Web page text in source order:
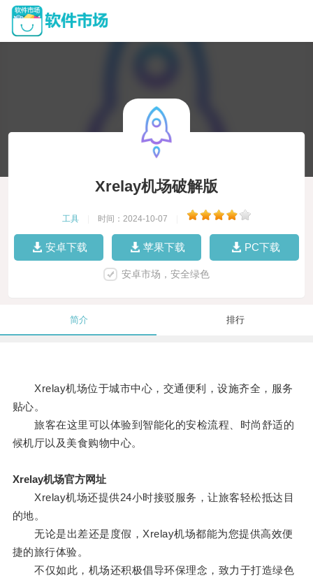
Xrelay机场破解版
工具 时间：2024-10-07
安卓下载 苹果下载 PC下载
安卓市场，安全绿色
简介 排行
Xrelay机场位于城市中心，交通便利，设施齐全，服务
贴心。
旅客在这里可以体验到智能化的安检流程、时尚舒适的
候机厅以及美食购物中心。
Xrelay机场官方网址
Xrelay机场还提供24小时接驳服务，让旅客轻松抵达目
的地。
无论是出差还是度假，Xrelay机场都能为您提供高效便
捷的旅行体验。
不仅如此，机场还积极倡导环保理念，致力于打造绿色